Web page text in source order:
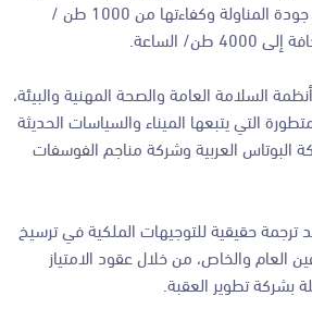
يصدر لـ 50 دولة، وتم رفع جودة المناولة وكفاءتها من 1000 طن /
الساعة.
السلامة العامة والصحة المهنية والبيئة،
التي يتبعها الميناء والسياسات الحديثة
البوتاس العربية وشركة مناجم الفوسفات
ترجمة حقيقية للتوجيهات الملكية في ترسيخ
العام والخاص، من خلال عقود الامتياز
بشركة تطوير العقبة.